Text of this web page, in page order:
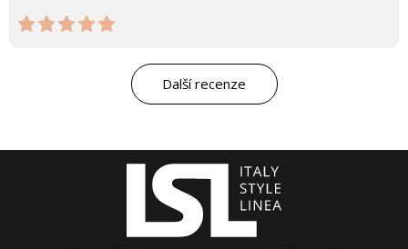
Další recenze